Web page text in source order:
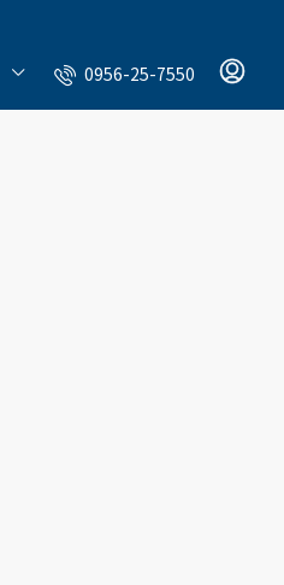
0956-25-7550